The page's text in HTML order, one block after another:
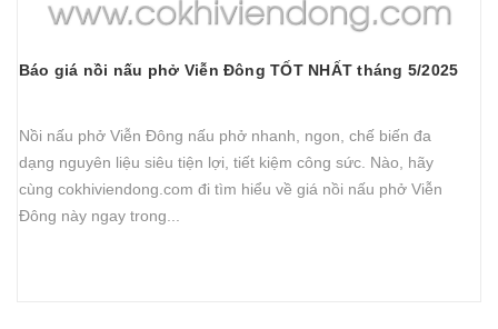
Báo giá nồi nấu phở Viễn Đông TỐT NHẤT tháng 5/2025
Nồi nấu phở Viễn Đông nấu phở nhanh, ngon, chế biến đa
dạng nguyên liệu siêu tiện lợi, tiết kiệm công sức. Nào, hãy
cùng cokhiviendong.com đi tìm hiểu về giá nồi nấu phở Viễn
Đông này ngay trong...